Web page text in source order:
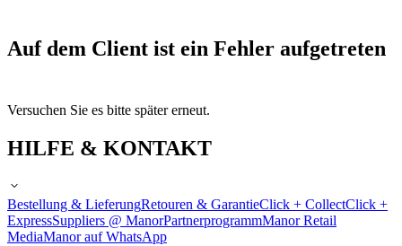
Auf dem Client ist ein Fehler aufgetreten
Versuchen Sie es bitte später erneut.
HILFE & KONTAKT
Bestellung & LieferungRetouren & GarantieClick + CollectClick +
ExpressSuppliers @ ManorPartnerprogrammManor Retail
MediaManor auf WhatsApp